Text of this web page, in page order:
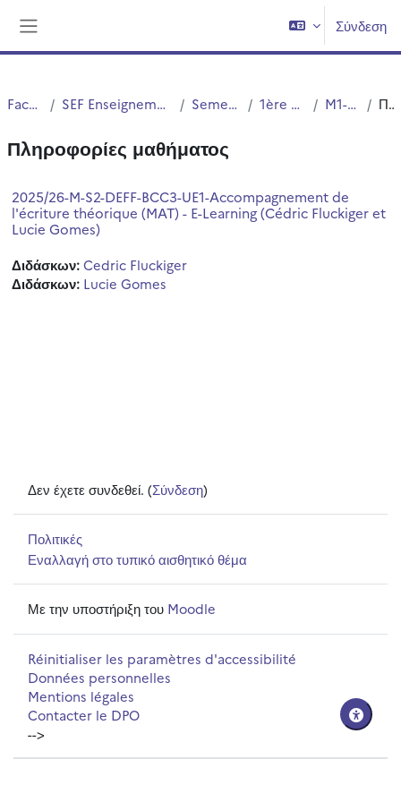
Σύνδεση
Faculté PsySEF SEF Enseignement à Distance - EAD - E-Learning Semestres pairs (2,4,6) 1ère année de Master M1- Option DEFF Περίληψη
Πληροφορίες μαθήματος
2025/26-M-S2-DEFF-BCC3-UE1-Accompagnement de
l'écriture théorique (MAT) - E-Learning (Cédric Fluckiger et
Lucie Gomes)
Διδάσκων:Cedric Fluckiger
Διδάσκων: Lucie Gomes
Δεν έχετε συνδεθεί. (Σύνδεση)
Πολιτικές
Εναλλαγή στο τυπικό αισθητικό θέμα
Με την υποστήριξη του Moodle
Réinitialiser les paramètres d'accessibilité
Données personnelles
Mentions légales
Contacter le DPO
-->